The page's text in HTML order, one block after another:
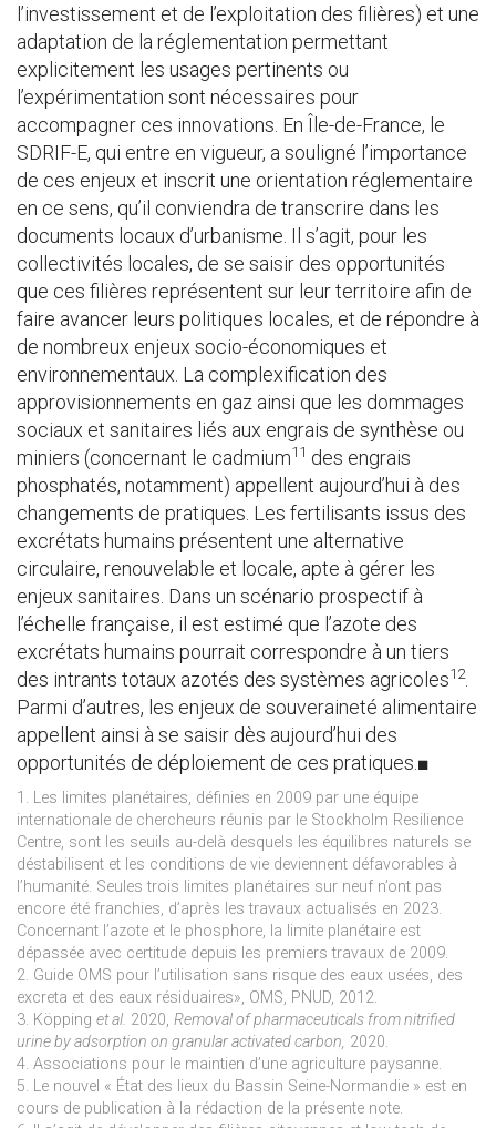
l’investissement et de l’exploitation des filières) et une
adaptation de la réglementation permettant
explicitement les usages pertinents ou
l’expérimentation sont nécessaires pour
accompagner ces innovations. En Île-de-France, le
SDRIF-E, qui entre en vigueur, a souligné l’importance
de ces enjeux et inscrit une orientation réglementaire
en ce sens, qu’il conviendra de transcrire dans les
documents locaux d’urbanisme. Il s’agit, pour les
collectivités locales, de se saisir des opportunités
que ces filières représentent sur leur territoire afin de
faire avancer leurs politiques locales, et de répondre à
de nombreux enjeux socio-économiques et
environnementaux. La complexification des
approvisionnements en gaz ainsi que les dommages
sociaux et sanitaires liés aux engrais de synthèse ou
miniers (concernant le cadmium11 des engrais
phosphatés, notamment) appellent aujourd’hui à des
changements de pratiques. Les fertilisants issus des
excrétats humains présentent une alternative
circulaire, renouvelable et locale, apte à gérer les
enjeux sanitaires. Dans un scénario prospectif à
l’échelle française, il est estimé que l’azote des
excrétats humains pourrait correspondre à un tiers
des intrants totaux azotés des systèmes agricoles12.
Parmi d’autres, les enjeux de souveraineté alimentaire
appellent ainsi à se saisir dès aujourd’hui des
opportunités de déploiement de ces pratiques.■
1. Les limites planétaires, définies en 2009 par une équipe
internationale de chercheurs réunis par le Stockholm Resilience
Centre, sont les seuils au-delà desquels les équilibres naturels se
déstabilisent et les conditions de vie deviennent défavorables à
l’humanité. Seules trois limites planétaires sur neuf n’ont pas
encore été franchies, d’après les travaux actualisés en 2023.
Concernant l’azote et le phosphore, la limite planétaire est
dépassée avec certitude depuis les premiers travaux de 2009.
2. Guide OMS pour l’utilisation sans risque des eaux usées, des
excreta et des eaux résiduaires», OMS, PNUD, 2012.
3. Köpping et al. 2020, Removal of pharmaceuticals from nitrified
urine by adsorption on granular activated carbon, 2020.
4. Associations pour le maintien d’une agriculture paysanne.
5. Le nouvel « État des lieux du Bassin Seine-Normandie » est en
cours de publication à la rédaction de la présente note.